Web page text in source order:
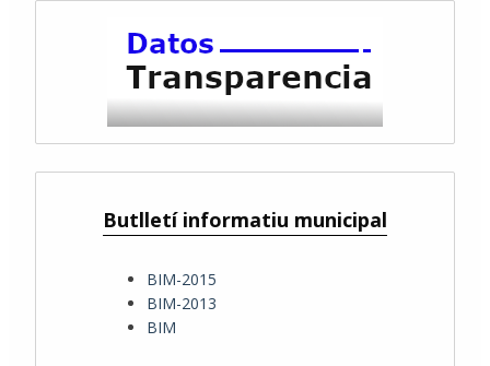
Butlletí informatiu municipal
BIM-2015
BIM-2013
BIM